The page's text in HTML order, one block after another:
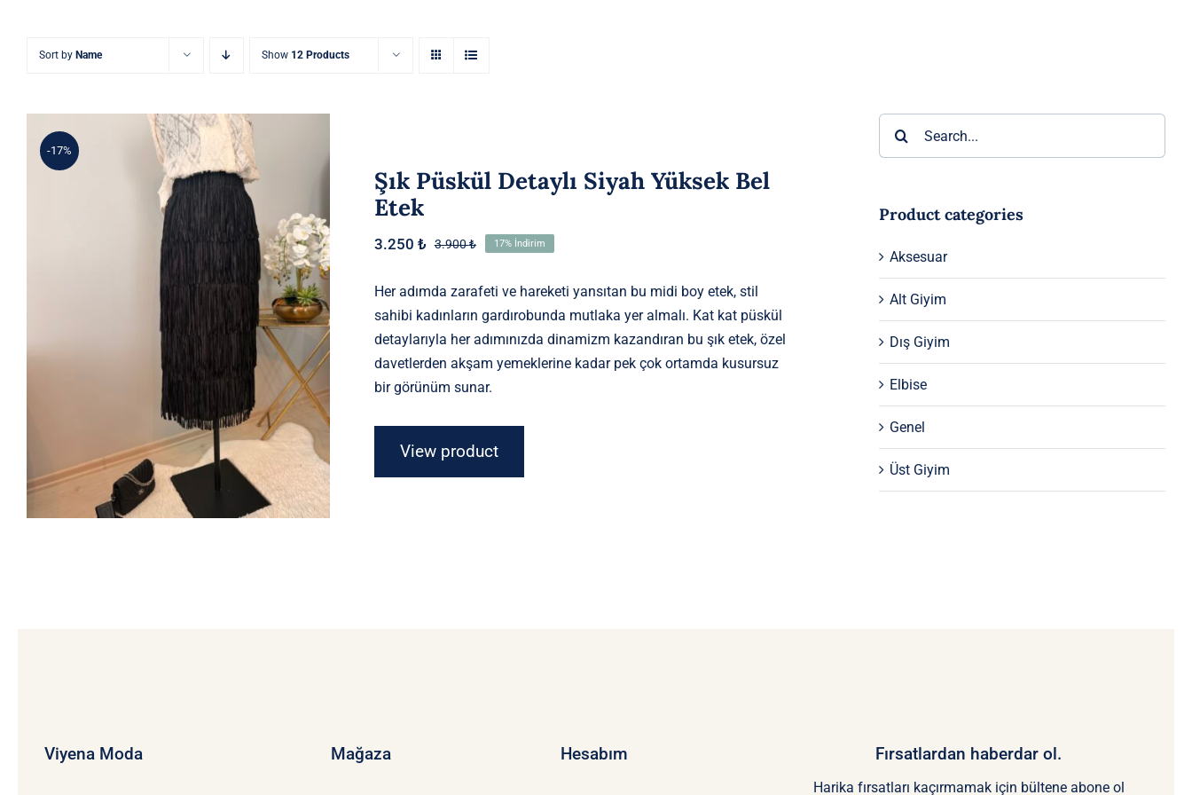
Sort by Name Show 12 Products
-17%
Şık Püskül Detaylı Siyah Yüksek
Bel Etek
Şık Püskül Detaylı Siyah Yüksek Bel
Etek
3.900₺Orijinal
3.900 ₺.
3.250 ₺
Şu
fiyat:
17% İndirim
Her adımda zarafeti ve hareketi yansıtan bu midi boy etek, stil
sahibi kadınların gardırobunda mutlaka yer almalı. Kat kat püskül
detaylarıyla her adımınızda dinamizm kazandıran bu şık etek, özel
davetlerden akşam yemeklerine kadar pek çok ortamda kusursuz
bir görünüm sunar.
View product
Product categories
Aksesuar
Alt Giyim
Dış Giyim
Elbise
Genel
Üst Giyim
Viyena Moda Mağaza Hesabım Fırsatlardan haberdar ol.
Harika fırsatları kaçırmamak için bültene abone ol